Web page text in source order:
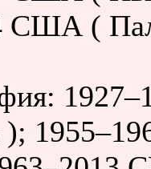
США (